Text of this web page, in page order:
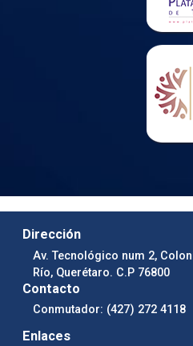
Dirección
Av. Tecnológico num 2,
Río, Querétaro. C.P 76800
Contacto
Conmutador: (427) 272 4118
Enlaces